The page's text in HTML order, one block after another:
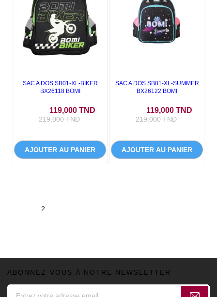
SAC A DOS SB01-XL-BIKER
BX26118 BOMI
119,000 TNDPrix de base
219,000 TND
AJOUTER AU PANIER
SAC A DOS SB01-XL-SUMMER
BX26122 BOMI
119,000 TNDPrix
219,000 TND
AJOUTER AU PANIER
2
ABONNEZ-VOUS À NOTRE NEWSLETTER